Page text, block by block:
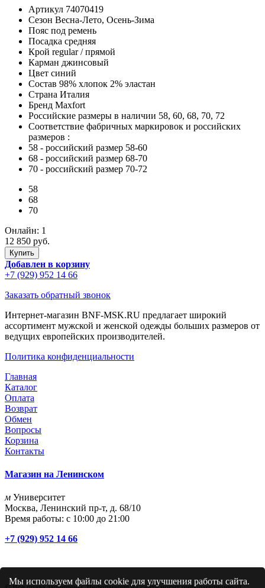
Артикул 74070419
Сезон Весна-Лето, Осень-Зима
Пояс под ремень
Посадка средняя
Крой regular / прямой
Карман джинсовый
Цвет синий
Состав 98% хлопок 2% эластан
Страна Италия
Бренд Maxfort
Российские размеры в наличии 58, 60, 68, 70, 72
Соответствие фабричных маркировок и российских
размеров :
58 - российский размер 58-60
68 - российский размер 68-70
70 - российский размер 70-72
58
68
70
Онлайн: 1
12 850 руб.
Добавлен в корзину
+7 (929) 952 14 66
Заказать обратный звонок
Интернет-магазин BNF-MSK.RU предлагает широкий
ассортимент мужской и женской одежды больших размеров от
ведущих европейских производителей.
Политика конфиденциальности
Главная
Каталог
Оплата
Возврат
Обмен
Вопросы
Корзина
Контакты
Магазин на Ленинском
м Университет
Москва, Ленинский пр-т, д. 68/10
Время работы: с 10:00 до 21:00
+7 (929) 952 14 66
Мы используем файлы cookie для улучшения работы сайта.